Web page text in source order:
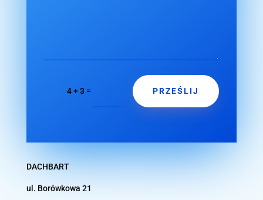
4 + 3 = PRZEŚLIJ
DACHBART
ul. Borówkowa 21